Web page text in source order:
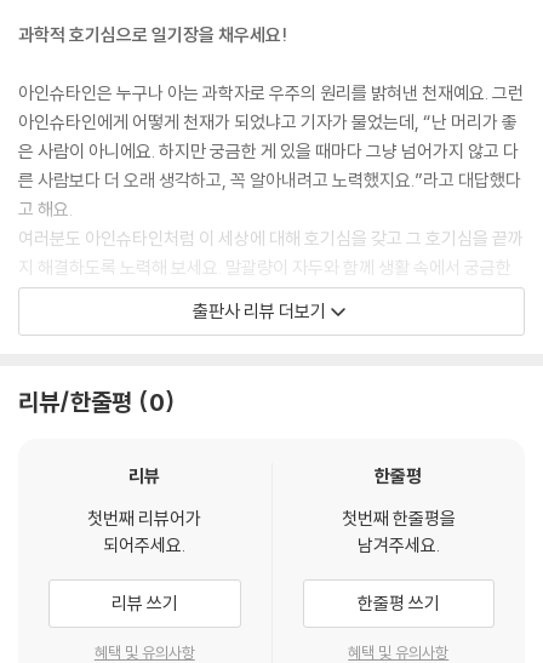
과학적 호기심으로 일기장을 채우세요!
아인슈타인은 누구나 아는 과학자로 우주의 원리를 밝혀낸 천재예요. 그런
아인슈타인에게 어떻게 천재가 되었냐고 기자가 물었는데, “난 머리가 좋
은 사람이 아니에요. 하지만 궁금한 게 있을 때마다 그냥 넘어가지 않고 다
른 사람보다 더 오래 생각하고, 꼭 알아내려고 노력했지요.”라고 대답했다
고 해요.
여러분도 아인슈타인처럼 이 세상에 대해 호기심을 갖고 그 호기심을 끝까
지 해결하도록 노력해 보세요. 말괄량이 자두와 함께 생활 속에서 궁금한
걸 찾아 과학 일기에 적어 두세요. 또 관찰하고 기록하세요. 그러면 작은 것
하나도 놓치지 않을 거예요. 과학 일기와 함께 과학자의 꿈을 키워 보세요.
식과 상식을 어렵지 않고 재미있게 이해할 수 있도록 설명해 주어요. 아이
을 수 있어요. 〈안녕 자두야 과학 일기〉 시리즈를 통해 아이들은 과학을 보
출판사 리뷰 더보기
리뷰/한줄평 0
리뷰
첫번째 리뷰어가
되어주세요.
리뷰 쓰기
혜택 및 유의사항
한줄평
첫번째 한줄평을
남겨주세요.
한줄평 쓰기
혜택 및 유의사항